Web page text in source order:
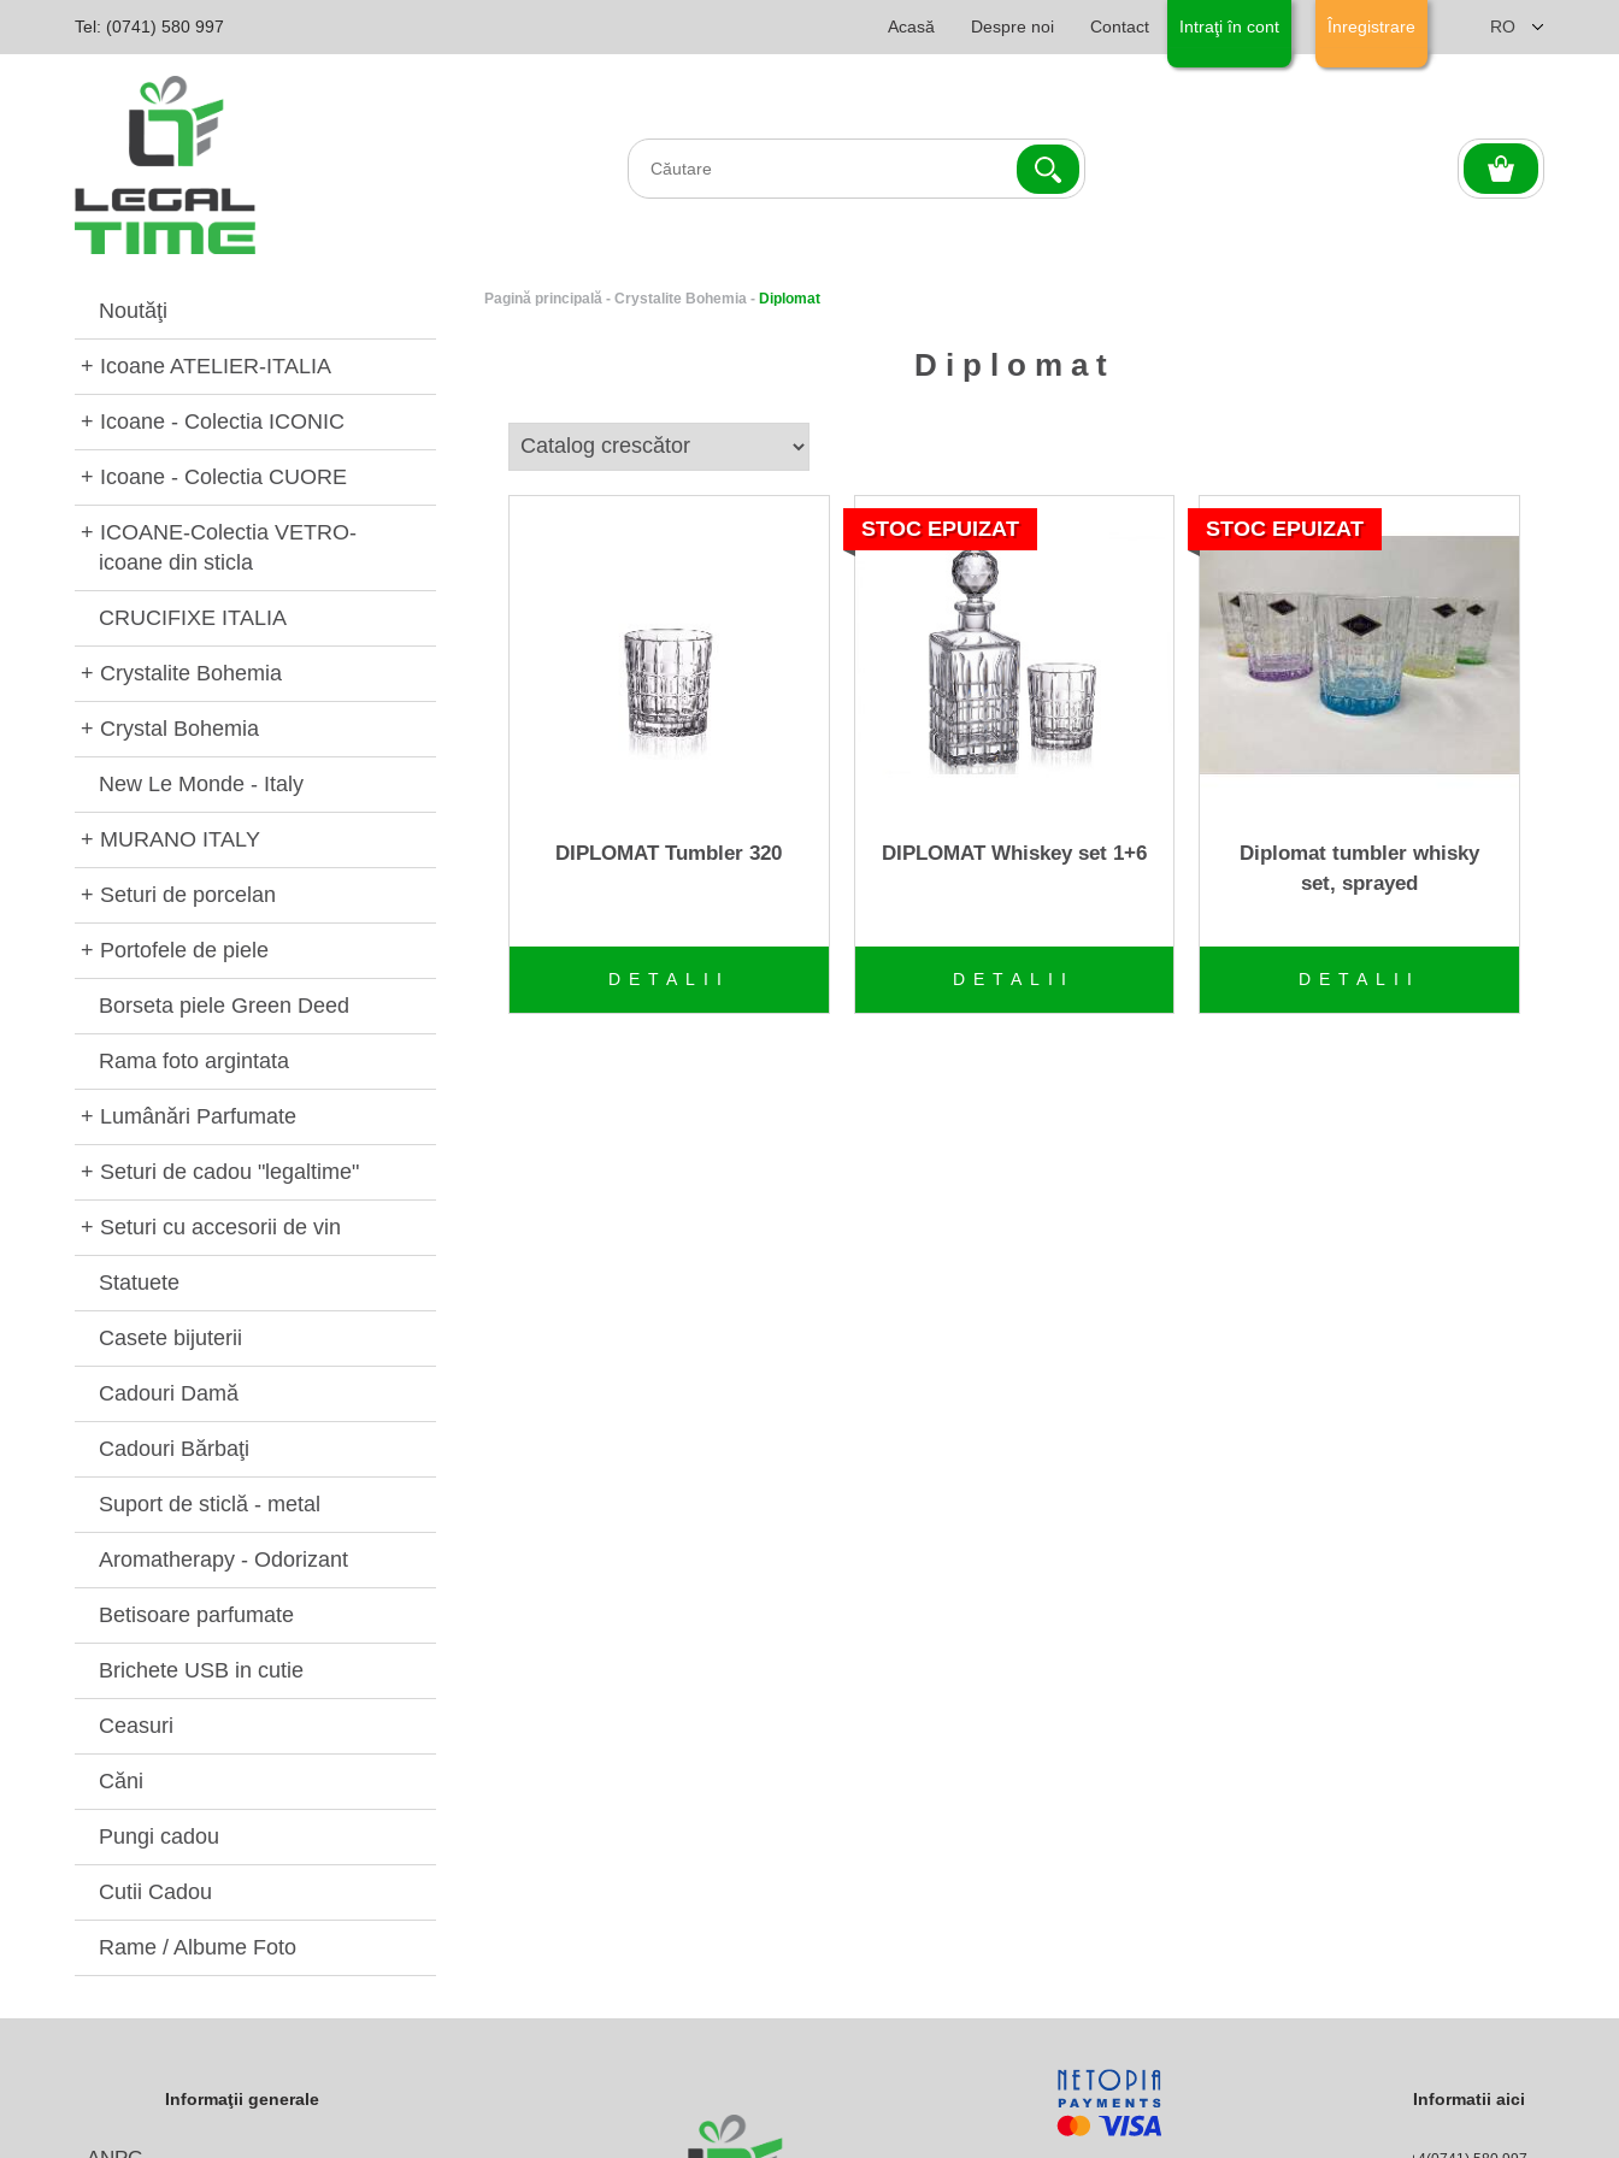
Tel: (0741) 580 997‬ Acasă Despre noi Contact Intraţi în cont Înregistrare
Noutăţi
+ Icoane ATELIER-ITALIA
+ Icoane - Colectia ICONIC
+ Icoane - Colectia CUORE
+ ICOANE-Colectia VETRO-
icoane din sticla
CRUCIFIXE ITALIA
+ Crystalite Bohemia
+ Crystal Bohemia
New Le Monde - Italy
+ MURANO ITALY
+ Seturi de porcelan
+ Portofele de piele
Borseta piele Green Deed
Rama foto argintata
+ Lumânări Parfumate
+ Seturi de cadou "legaltime"
+ Seturi cu accesorii de vin
Statuete
Casete bijuterii
Cadouri Damă
Cadouri Bărbaţi
Suport de sticlă - metal
Aromatherapy - Odorizant
Betisoare parfumate
Brichete USB in cutie
Ceasuri
Căni
Pungi cadou
Cutii Cadou
Rame / Albume Foto
Pagină principală - Crystalite Bohemia - Diplomat
Diplomat
DIPLOMAT Tumbler 320
DETALII
STOC EPUIZAT
DIPLOMAT Whiskey set 1+6
DETALII
STOC EPUIZAT
Diplomat tumbler whisky
set, sprayed
DETALII
Informaţii generale Informatii aici